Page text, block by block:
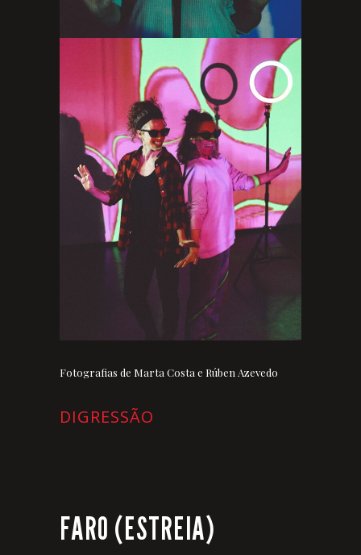
Fotografias de Marta Costa e Rúben Azevedo
DIGRESSÃO
FARO (ESTREIA)